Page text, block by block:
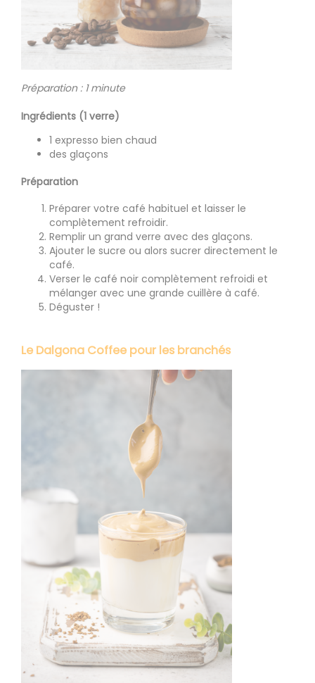
Préparation : 1 minute
Ingrédients (1 verre)
1 expresso bien chaud
des glaçons
Préparation
Préparer votre café habituel et laisser le
complètement refroidir.
Remplir un grand verre avec des glaçons.
Ajouter le sucre ou alors sucrer directement le
café.
Verser le café noir complètement refroidi et
mélanger avec une grande cuillère à café.
Déguster !
Le Dalgona Coffee pour les branchés